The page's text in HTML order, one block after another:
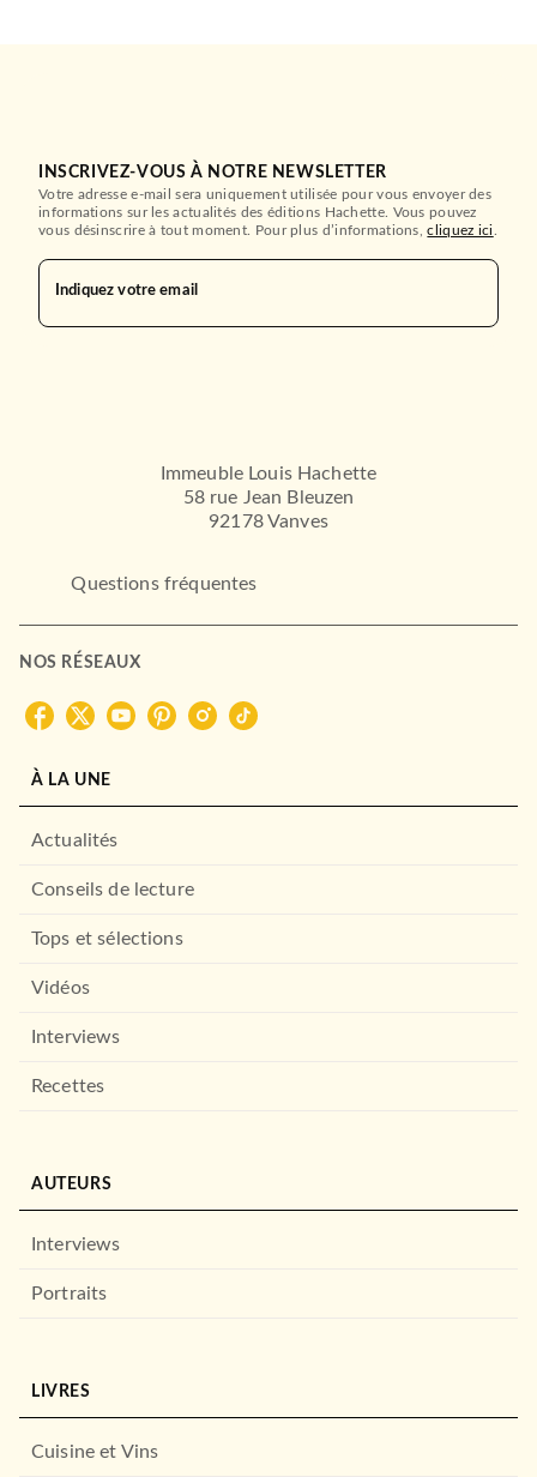
INSCRIVEZ-VOUS À NOTRE NEWSLETTER
Votre adresse e-mail sera uniquement utilisée pour vous envoyer des
informations sur les actualités des éditions Hachette. Vous pouvez
vous désinscrire à tout moment. Pour plus d’informations,cliquez ici
Indiquez votre email
Immeuble Louis Hachette
58 rue Jean Bleuzen
92178 Vanves
Questions fréquentes
NOS RÉSEAUX
À LA UNE
Actualités
Conseils de lecture
Tops et sélections
Vidéos
Interviews
Recettes
AUTEURS
Interviews
Portraits
LIVRES
Cuisine et Vins